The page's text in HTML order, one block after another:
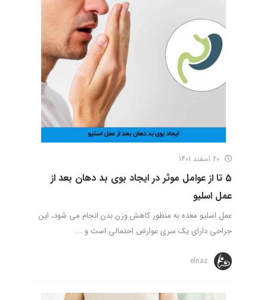
5 تا از عوامل موثر در ایجاد بوی بد دهان بعد از
عمل اسلیو
عمل اسلیو معده به منظور کاهش وزن بدن انجام می شود، این
جراحی دارای یک سری عوارض احتمالی است و ...
elnaz